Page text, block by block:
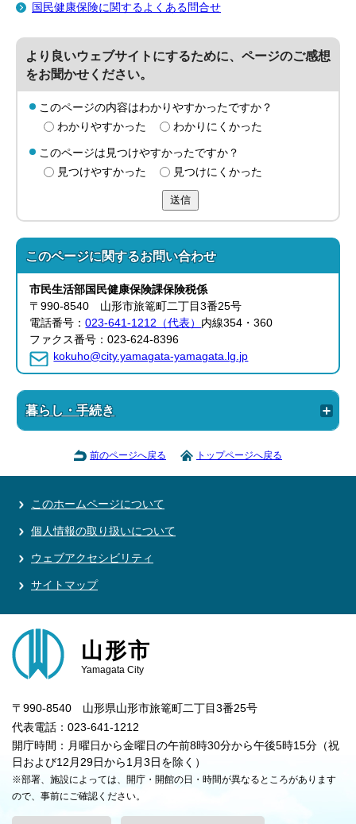
国民健康保険に関するよくある問合せ
より良いウェブサイトにするために、ページのご感想
をお聞かせください。
このページの内容はわかりやすかったですか？
わかりやすかった
わかりにくかった
このページは見つけやすかったですか？
見つけやすかった
見つけにくかった
送信
このページに関するお問い合わせ
市民生活部国民健康保険課保険税係
〒990-8540 山形市旅篭町二丁目3番25号
電話番号：023-641-1212（代表） 内線354・360
ファクス番号：023-624-8396
kokuho@city.yamagata-yamagata.lg.jp
暮らし・手続き
前のページへ戻る トップページへ戻る
このホームページについて
個人情報の取り扱いについて
ウェブアクセシビリティ
サイトマップ
山形市
Yamagata City
〒990-8540 山形県山形市旅篭町二丁目3番25号
代表電話：023-641-1212
開庁時間：月曜日から金曜日の午前8時30分から午後5時15分（祝
日および12月29日から1月3日を除く）
※部署、施設によっては、開庁・開館の日・時間が異なるところがあります
ので、事前にご確認ください。